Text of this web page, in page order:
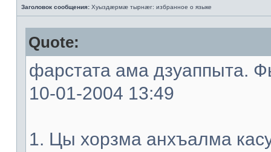
Заголовок сообщения: Хуыздæрмæ тырнæг: избранное о языке
Quote:
фарстата ама дзуаппыта.
10-01-2004 13:49
1. Цы хорзма анхъалма